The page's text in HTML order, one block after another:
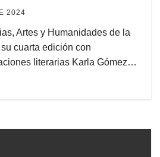
2024
Artes y Humanidades de la
cuarta edición con
literarias Karla Gómez…